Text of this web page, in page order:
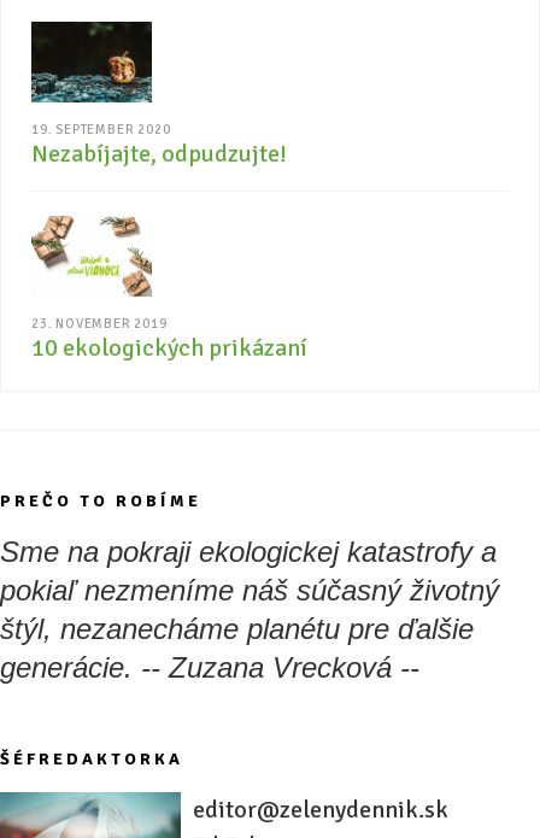
19. SEPTEMBER 2020
Nezabíjajte, odpudzujte!
23. NOVEMBER 2019
10 ekologických prikázaní
PREČO TO ROBÍME
Sme na pokraji ekologickej katastrofy a
pokiaľ nezmeníme náš súčasný životný
štýl, nezanecháme planétu pre ďalšie
generácie. -- Zuzana Vrecková --
ŠÉFREDAKTORKA
editor@zelenydennik.sk